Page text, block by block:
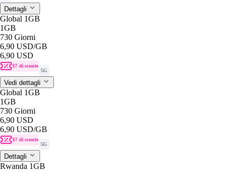
Dettagli
Global 1GB
1GB
730 Giorni
6,90 USD/GB
6,90 USD
$7 di sconto
5G
Vedi dettagli
Global 1GB
1GB
730 Giorni
6,90 USD
6,90 USD/GB
$7 di sconto
5G
Dettagli
Rwanda 1GB